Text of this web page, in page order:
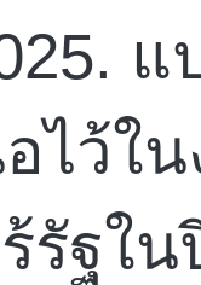
ไว้ใ
รัฐใ